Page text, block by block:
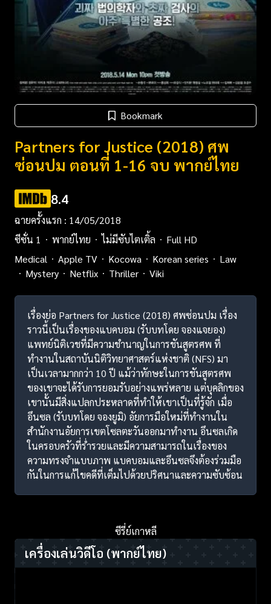
Bookmark
Partners for Justice (2018) ศพ
ซ่อนปม ตอนที่ 1-16 จบ พากย์ไทย
8.4
ฉายครั้งแรก : 14/05/2018
ซีซั่น 1
พากย์ไทย ไม่มีซับไตเติ้ล
Full HD
Medical
Apple TV Kocowa Korean series
Law
Mystery
Netflix Thriller Viki
เรื่องย่อ Partners for Justice (2018) ศพซ่อนปม เรื่อง
ราวนี้เป็นเรื่องของแบคบอม (รับบทโดย จองแจยอง)
แพทย์นิติเวชที่มีความชำนาญในการชันสูตรศพ ที่
ทำงานในสถาบันนิติวิทยาศาสตร์แห่งชาติ (NFS) มา
เป็นเวลามากกว่า 10 ปี แม้ว่าทักษะในการชันสูตรศพ
ของเขาจะได้รับการยอมรับอย่างแพร่หลาย แต่บุคลิกของ
เขานั้นมีสิ่งแปลกประหลาดที่ทำให้เขาเป็นที่รู้จัก เมื่อ
อึนซล (รับบทโดย จองยูมิ) อัยการมือใหม่ที่ทำงานใน
สำนักงานอัยการเขตโซลตะวันออกมาทำงาน อึนซลเกิด
ในครอบครัวที่ร่ำรวยและมีความสามารถในเรื่องของ
ความทรงจำแบบภาพ แบคบอมและอึนซลจึงต้องร่วมมือ
กันในการแก้ไขคดีที่เต็มไปด้วยปริศนาและความซับซ้อน
ซีรี่ย์เกาหลี
เครื่องเล่นวิดีโอ (พากย์ไทย)